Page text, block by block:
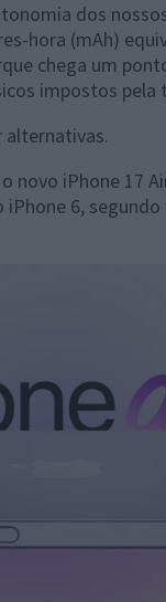
dos
hora (mAh)
chega um
impostos pela
alternativas.
novo iPhone 17
6,